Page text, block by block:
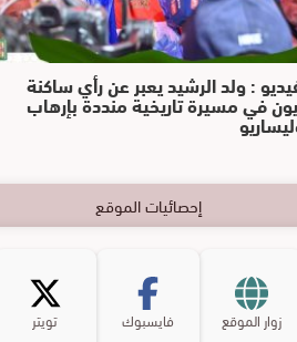
: ولد الرشيد يعبر عن رأي ساكنة
في مسيرة تاريخية منددة بإرهاب
إحصائيات الموقع
زوار الموقع فايسبوك تويتر